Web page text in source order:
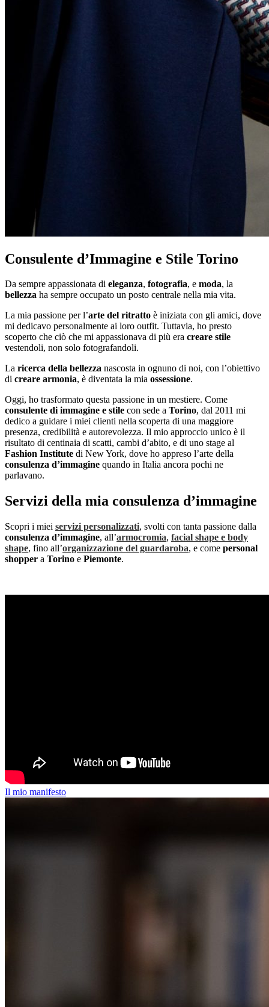
Consulente d’Immagine e Stile Torino
Da sempre appassionata di eleganza, fotografia, e moda, la
bellezza ha sempre occupato un posto centrale nella mia vita.
La mia passione per l’arte del ritratto è iniziata con gli amici, dove
mi dedicavo personalmente ai loro outfit. Tuttavia, ho presto
scoperto che ciò che mi appassionava di più era creare stile
vestendoli, non solo fotografandoli.
La ricerca della bellezza nascosta in ognuno di noi, con l’obiettivo
di creare armonia, è diventata la mia ossessione.
Oggi, ho trasformato questa passione in un mestiere. Come
consulente di immagine e stile con sede a Torino, dal 2011 mi
dedico a guidare i miei clienti nella scoperta di una maggiore
presenza, credibilità e autorevolezza. Il mio approccio unico è il
risultato di centinaia di scatti, cambi d’abito, e di uno stage al
Fashion Institute di New York, dove ho appreso l’arte della
consulenza d’immagine quando in Italia ancora pochi ne
parlavano.
Servizi della mia consulenza d’immagine
Scopri i miei servizi personalizzati, svolti con tanta passione dalla
consulenza d’immagine, all’armocromia, facial shape e body
shape, fino all’organizzazione del guardaroba, e come personal
shopper a Torino e Piemonte.
Il mio manifesto